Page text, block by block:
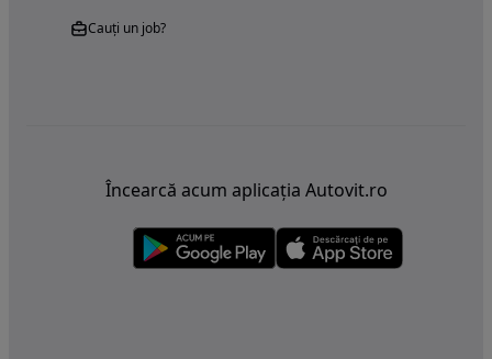
Cauți un job?
Încearcă acum aplicația Autovit.ro